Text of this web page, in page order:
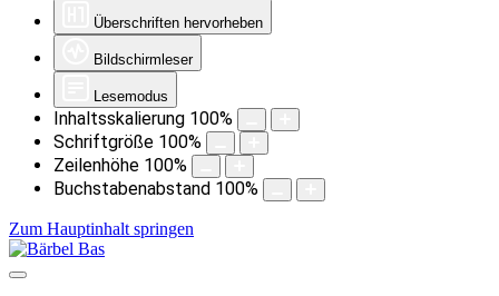
Überschriften hervorheben
Bildschirmleser
Lesemodus
Inhaltsskalierung 100%
Schriftgröße 100%
Zeilenhöhe 100%
Buchstabenabstand 100%
Zum Hauptinhalt springen